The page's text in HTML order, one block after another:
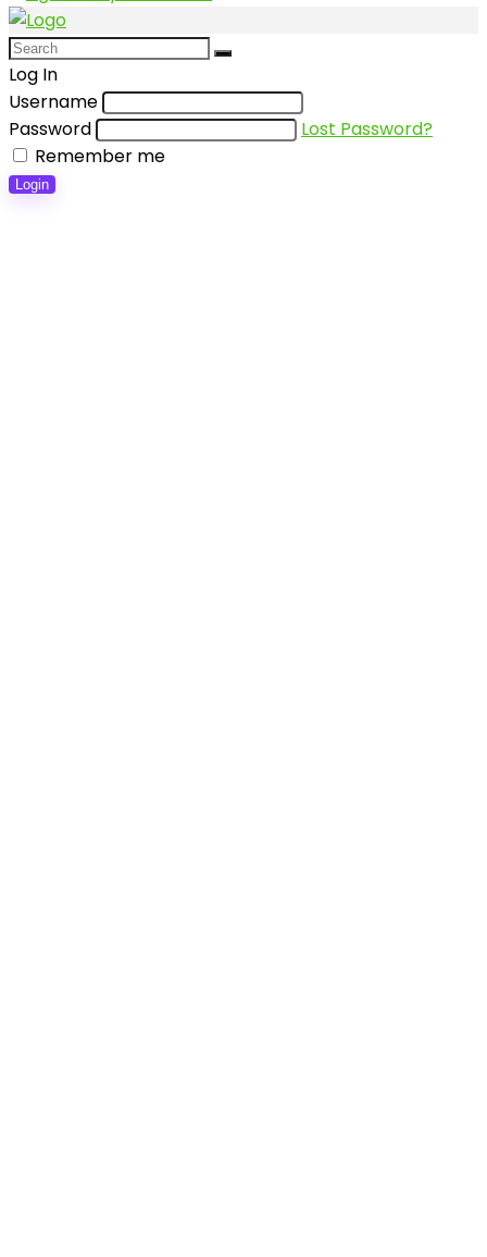
Log In
Username
Password
Lost Password?
Remember me
Login